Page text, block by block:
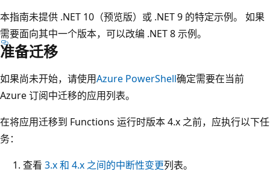
本指南未提供 .NET 10（预览版）或 .NET 9 的特定示例。 如果
需要面向其中一个版本，可以改编 .NET 8 示例。
准备迁移
如果尚未开始，请使用Azure PowerShell确定需要在当前
Azure 订阅中迁移的应用列表。
在将应用迁移到 Functions 运行时版本 4.x 之前，应执行以下任
务：
查看 3.x 和 4.x 之间的中断性变更列表。